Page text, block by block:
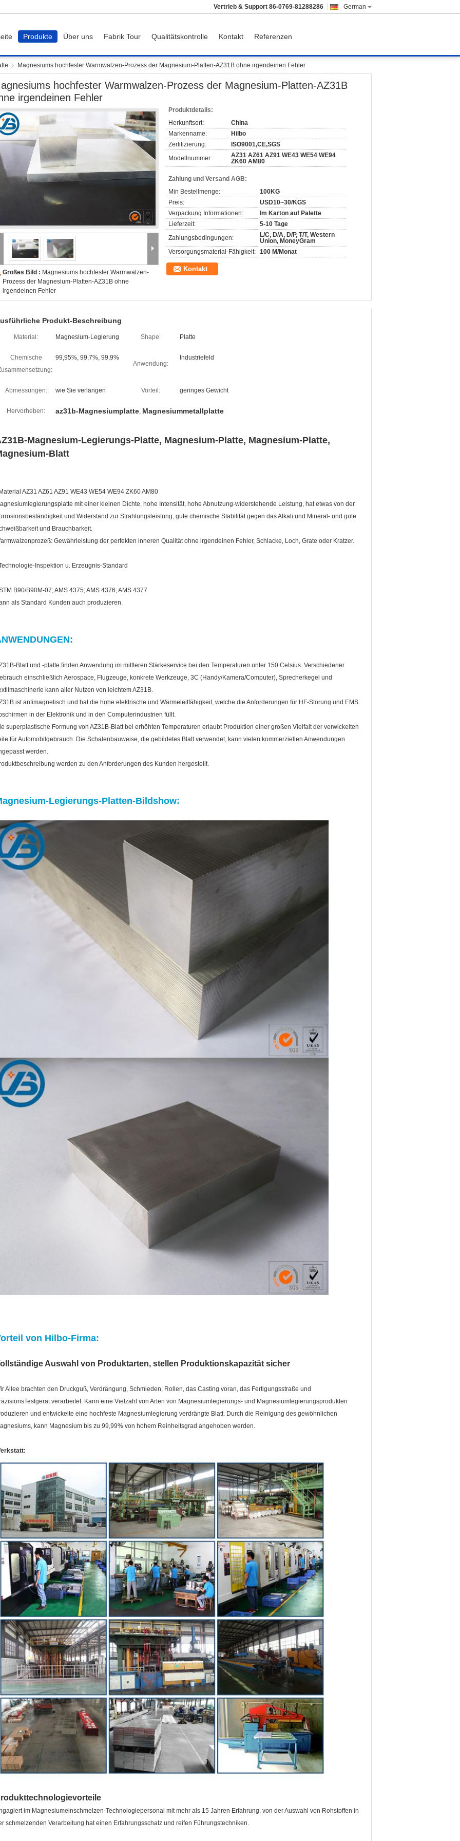
German
Vertrieb & Support 86-0769-81288286
Produkte Über uns Fabrik Tour Qualitätskontrolle Kontakt Referenzen
Magnesiums hochfester Warmwalzen-Prozess der Magnesium-Platten-AZ31B ohne irgendeinen Fehler
hochfester Warmwalzen-Prozess der Magnesium-Platten-AZ31B
irgendeinen Fehler
Großes Bild : Magnesiums hochfester Warmwalzen-
Prozess der Magnesium-Platten-AZ31B ohne
irgendeinen Fehler
Produktdetails:
Herkunftsort:
China
Markenname:
Hilbo
Zertifizierung:
ISO9001,CE,SGS
Modellnummer:
AZ31 AZ61 AZ91 WE43 WE54 WE94
ZK60 AM80
Zahlung und Versand AGB:
Min Bestellmenge:
100KG
Preis:
USD10~30/KGS
Verpackung Informationen:
Im Karton auf Palette
Lieferzeit:
5-10 Tage
Zahlungsbedingungen:
L/C, D/A, D/P, T/T, Western
Union, MoneyGram
Versorgungsmaterial-Fähigkeit: 100 M/Monat
Kontakt
Produkt-Beschreibung
Material: Magnesium-Legierung Shape: Platte
Chemische
99,95%, 99,7%, 99,9%
Anwendung:
Industriefeld
Abmessungen: wie Sie verlangen Vorteil: geringes Gewicht
Hervorheben: az31b-Magnesiumplatte, Magnesiummetallplatte
Magnesium-Legierungs-Platte, Magnesium-Platte, Magnesium-Platte,
Blatt
AZ31 AZ61 AZ91 WE43 WE54 WE94 ZK60 AM80
mit einer kleinen Dichte, hohe Intensität, hohe Abnutzung-widerstehende Leistung, hat etwas von der
und Widerstand zur Strahlungsleistung, gute chemische Stabilität gegen das Alkali und Mineral- und gute
und Brauchbarkeit.
Gewährleistung der perfekten inneren Qualität ohne irgendeinen Fehler, Schlacke, Loch, Grate oder Kratzer.
Inspektion u. Erzeugnis-Standard
B90/B90M-07; AMS 4375; AMS 4376; AMS 4377
als Standard Kunden auch produzieren.
Blatt und -platte finden Anwendung im mittleren Stärkeservice bei den Temperaturen unter 150 Celsius. Verschiedener
einschließlich Aerospace, Flugzeuge, konkrete Werkzeuge, 3C (Handy/Kamera/Computer), Sprecherkegel und
kann aller Nutzen von leichtem AZ31B.
ist antimagnetisch und hat die hohe elektrische und Wärmeleitfähigkeit, welche die Anforderungen für HF-Störung und EMS
in der Elektronik und in den Computerindustrien füllt.
superplastische Formung von AZ31B-Blatt bei erhöhten Temperaturen erlaubt Produktion einer großen Vielfalt der verwickelten
für Automobilgebrauch. Die Schalenbauweise, die gebildetes Blatt verwendet, kann vielen kommerziellen Anwendungen
werden.
werden zu den Anforderungen des Kunden hergestellt.
Legierungs-Platten-Bildshow:
von Hilbo-Firma:
Auswahl von Produktarten, stellen Produktionskapazität sicher
Allee brachten den Druckguß, Verdrängung, Schmieden, Rollen, das Casting voran, das Fertigungsstraße und
verarbeitet. Kann eine Vielzahl von Arten von Magnesiumlegierungs- und Magnesiumlegierungsprodukten
und entwickelte eine hochfeste Magnesiumlegierung verdrängte Blatt. Durch die Reinigung des gewöhnlichen
kann Magnesium bis zu 99,99% von hohem Reinheitsgrad angehoben werden.
im Magnesiumeinschmelzen-Technologiepersonal mit mehr als 15 Jahren Erfahrung, von der Auswahl von Rohstoffen in
schmelzenden Verarbeitung hat einen Erfahrungsschatz und reifen Führungstechniken.